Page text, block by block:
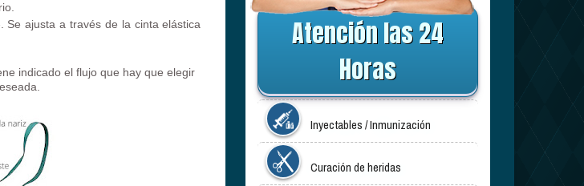
Se ajusta a través de la cinta elástica
indicado el flujo que hay que elegir
Atención las 24
Horas
Inyectables / Inmunización
Curación de heridas